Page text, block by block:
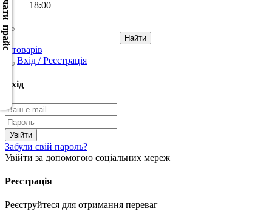
18:00
0 товарів
Вхід / Реєстрація
Вхід
Забули свій пароль?
Увійти за допомогою соціальних мереж
Реєстрація
Реєструйтеся для отримання переваг
Скачати прайсСкачать
XML
(Опт)
CSV
Скачать
CSV
(Опт)
XLS
EXCEL